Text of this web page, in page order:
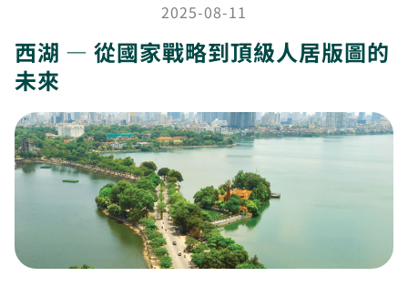
2025-08-11
西湖 — 從國家戰略到頂級人居版圖的
未來